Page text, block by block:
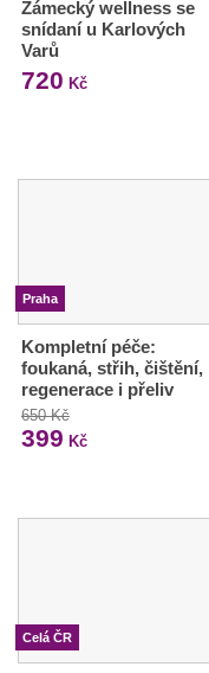
Zámecký wellness se
snídaní u Karlových
Varů
720 Kč
Praha
Kompletní péče:
foukaná, střih, čištění,
regenerace i přeliv
650 Kč
399 Kč
Celá ČR